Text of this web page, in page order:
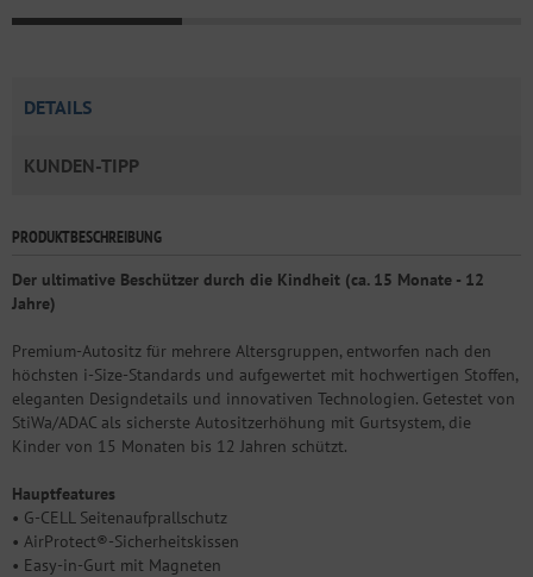
DETAILS
KUNDEN-TIPP
PRODUKTBESCHREIBUNG
Der ultimative Beschützer durch die Kindheit (ca. 15 Monate - 12
Jahre)
Premium-Autositz für mehrere Altersgruppen, entworfen nach den
höchsten i-Size-Standards und aufgewertet mit hochwertigen Stoffen,
eleganten Designdetails und innovativen Technologien. Getestet von
StiWa/ADAC als sicherste Autositzerhöhung mit Gurtsystem, die
Kinder von 15 Monaten bis 12 Jahren schützt.
Hauptfeatures
• G-CELL Seitenaufprallschutz
• AirProtect®-Sicherheitskissen
• Easy-in-Gurt mit Magneten